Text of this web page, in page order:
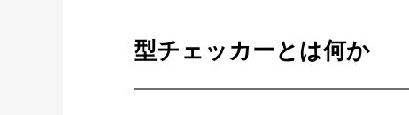
型チェッカーとは何か